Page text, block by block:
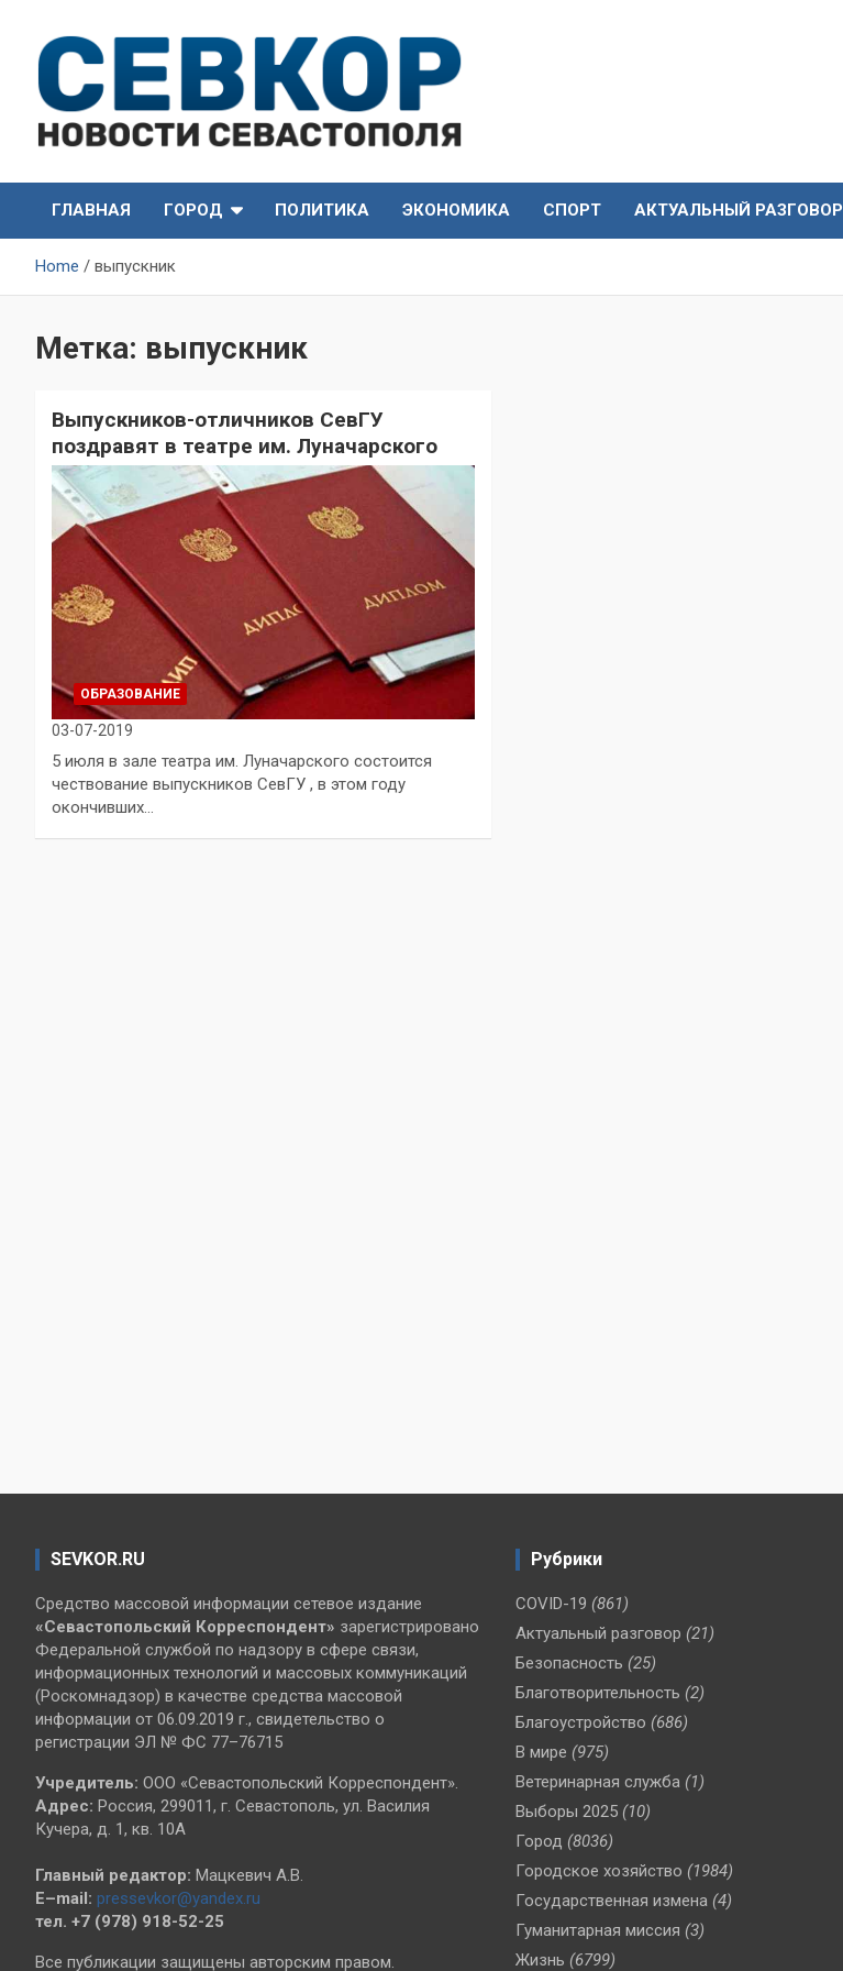
content
СевКор — Новости
Севастополя
Севастополя
ГЛАВНАЯ
ГОРОД ПОЛИТИКА ЭКОНОМИКА СПОРТ АКТУАЛЬНЫЙ РАЗГОВОР
Home выпускник
Метка: выпускник
Выпускников-отличников СевГУ
поздравят в театре им. Луначарского
ОБРАЗОВАНИЕ
03-07-2019
5 июля в зале театра им. Луначарского состоится
чествование выпускников СевГУ , в этом году
окончивших…
SEVKOR.RU
Средство массовой информации сетевое издание
«Севастопольский Корреспондент» зарегистрировано
Федеральной службой по надзору в сфере связи,
информационных технологий и массовых коммуникаций
(Роскомнадзор) в качестве средства массовой
информации от 06.09.2019 г., свидетельство о
регистрации ЭЛ № ФС 77–76715
Учредитель: ООО «Севастопольский Корреспондент».
Адрес: Россия, 299011, г. Севастополь, ул. Василия
Кучера, д. 1, кв. 10А
Главный редактор: Мацкевич А.В.
E–mail: pressevkor@yandex.ru
тел. +7 (978) 918-52-25
Все публикации защищены авторским правом.
Рубрики
COVID-19 (861)
Актуальный разговор (21)
Безопасность (25)
Благотворительность (2)
Благоустройство (686)
В мире (975)
Ветеринарная служба (1)
Выборы 2025 (10)
Город (8036)
Городское хозяйство (1984)
Государственная измена (4)
Гуманитарная миссия (3)
Жизнь (6799)